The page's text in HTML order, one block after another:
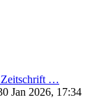
Zeitschrift …
Jan 2026, 17:34